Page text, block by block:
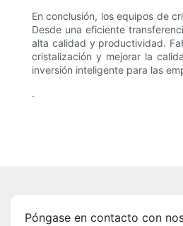
En conclusión, los equipos de
Desde una eficiente
alta calidad y productividad.
cristalización y mejorar la
inversión inteligente para las
.
Póngase en contacto con